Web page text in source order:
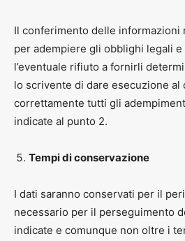
Il conferimento delle
per adempiere gli obblighi legali
l’eventuale rifiuto a fornirli
lo scrivente di dare esecuzione
correttamente tutti gli
indicate al punto 2.
Tempi di conservazione
I dati saranno conservati per il
necessario per il perseguimento
indicate e comunque non oltre i